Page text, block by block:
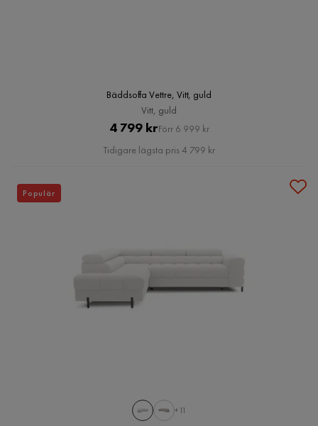
Bäddsoffa Vettre, Vitt, guld
Vitt, guld
Pris
4 799 krOriginal
Pris
Förr 6 999 kr
Tidigare lägsta pris 4 799 kr
+11
Populär